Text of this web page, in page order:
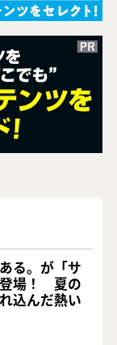
る。が「サ
場！ 夏の
込んだ熱い